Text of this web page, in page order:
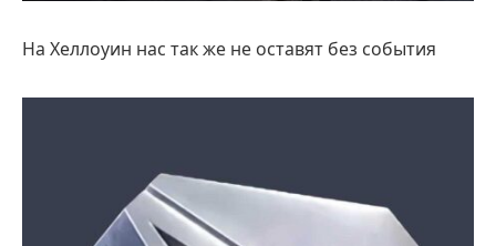
На Хеллоуин нас так же не оставят без события